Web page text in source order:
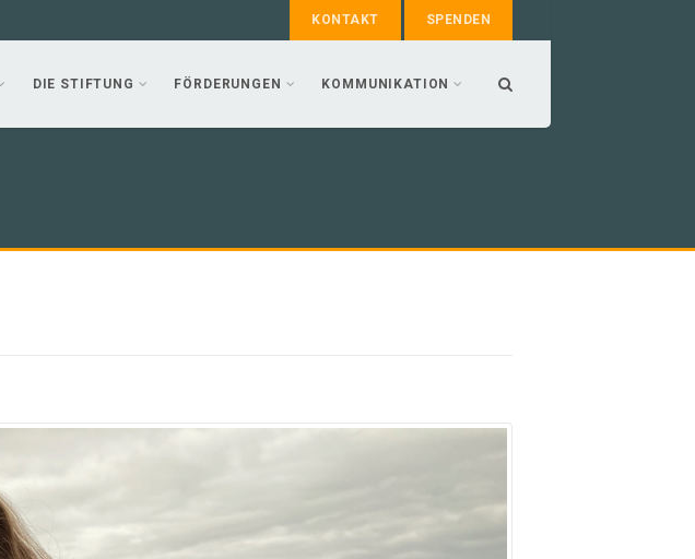
KONTAKT SPENDEN
DIE STIFTUNG FÖRDERUNGEN KOMMUNIKATION